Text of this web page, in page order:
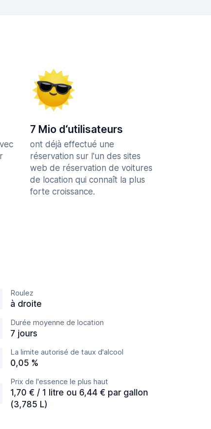
7 Mio d‘utilisateurs
ont déjà effectué une
réservation sur l'un des sites
web de réservation de voitures
de location qui connaît la plus
forte croissance.
Roulez
à droite
Durée moyenne de location
7 jours
La limite autorisé de taux d'alcool
0,05 %
Prix de l'essence le plus haut
1,70 € / 1 litre ou 6,44 € par gallon
(3,785 L)